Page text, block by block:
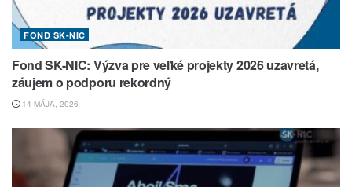
FOND SK-NIC
Fond SK-NIC: Výzva pre veľké projekty 2026 uzavretá,
záujem o podporu rekordný
14 MÁJA, 2026